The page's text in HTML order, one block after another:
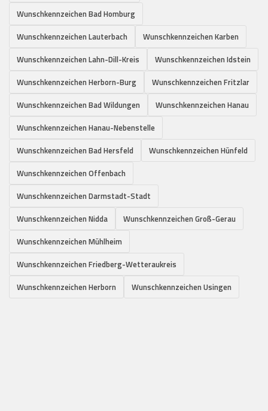
Wunschkennzeichen Bad Homburg
Wunschkennzeichen Lauterbach
Wunschkennzeichen Karben
Wunschkennzeichen Lahn-Dill-Kreis
Wunschkennzeichen Idstein
Wunschkennzeichen Herborn-Burg
Wunschkennzeichen Fritzlar
Wunschkennzeichen Bad Wildungen
Wunschkennzeichen Hanau
Wunschkennzeichen Hanau-Nebenstelle
Wunschkennzeichen Bad Hersfeld
Wunschkennzeichen Hünfeld
Wunschkennzeichen Offenbach
Wunschkennzeichen Darmstadt-Stadt
Wunschkennzeichen Nidda
Wunschkennzeichen Groß-Gerau
Wunschkennzeichen Mühlheim
Wunschkennzeichen Friedberg-Wetteraukreis
Wunschkennzeichen Herborn
Wunschkennzeichen Usingen